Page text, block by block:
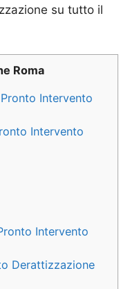
su tutto il
Roma
Intervento
Intervento
Intervento
Derattizzazione